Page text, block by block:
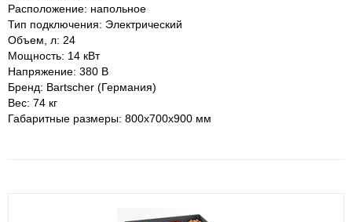
Расположение: напольное
Тип подключения: Электрический
Объем, л: 24
Мощность: 14 кВт
Напряжение: 380 В
Бренд: Bartscher (Германия)
Вес: 74 кг
Габаритные размеры: 800х700х900 мм